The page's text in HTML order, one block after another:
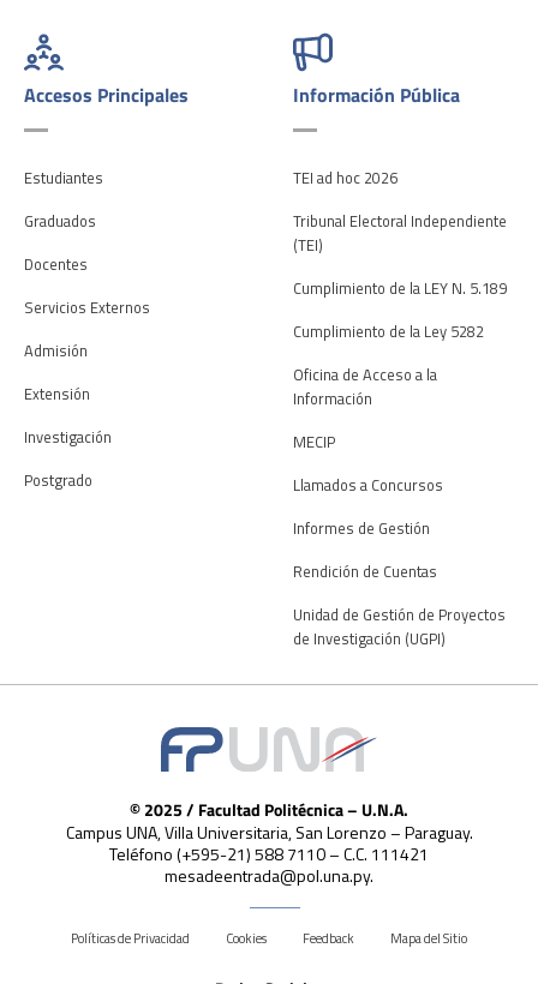
Accesos Principales
Estudiantes
Graduados
Docentes
Servicios Externos
Admisión
Extensión
Investigación
Postgrado
Información Pública
TEI ad hoc 2026
Tribunal Electoral Independiente
(TEI)
Cumplimiento de la LEY N. 5.189
Cumplimiento de la Ley 5282
Oficina de Acceso a la
Información
MECIP
Llamados a Concursos
Informes de Gestión
Rendición de Cuentas
Unidad de Gestión de Proyectos
de Investigación (UGPI)
© 2025 / Facultad Politécnica – U.N.A.
Campus UNA, Villa Universitaria, San Lorenzo – Paraguay.
Teléfono (+595-21) 588 7110 – C.C. 111421
mesadeentrada@pol.una.py.
Políticas de Privacidad Cookies Feedback Mapa del Sitio